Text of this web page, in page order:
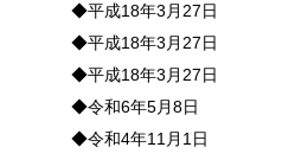
◆平成18年3月27日
◆平成18年3月27日
◆平成18年3月27日
◆令和6年5月8日
◆令和4年11月1日